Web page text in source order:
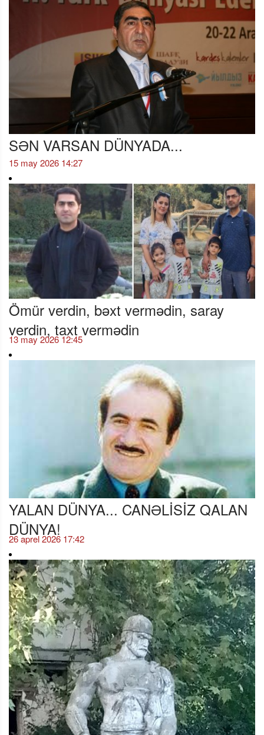
SƏN VARSAN DÜNYADA...
15 may 2026 14:27
Ömür verdin, bəxt vermədin, saray
verdin, taxt vermədin
13 may 2026 12:45
YALAN DÜNYA... CANƏLİSİZ QALAN
DÜNYA!
26 aprel 2026 17:42